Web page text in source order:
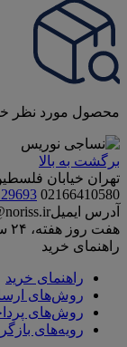
محصول مورد نظر
برگشت به بالا
تهران خیابان فلسطین
02166410580
آدرس ایمیل
هفت روز هفته، ۲۴ ساعت شبانه‌روز درخواست خود را ثبت نمایید.
راهنمای خرید
راهنمای خرید
روش‌های
روش‌های
رویه‌های